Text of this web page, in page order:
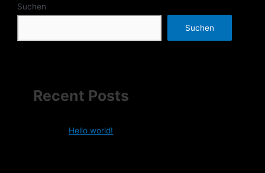
Suchen
Suchen
Recent Posts
Hello world!